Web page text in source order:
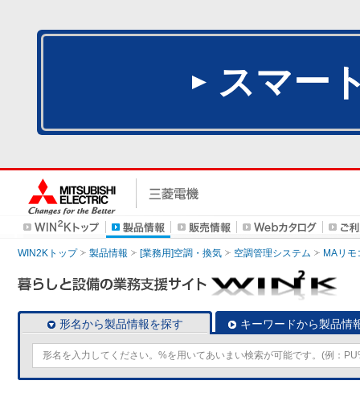
スマー
WIN2Kトップ 製品情報 [業務用]空調・換気 空調管理システム MAリモ
形名から製品情報を探す キーワードから製品情